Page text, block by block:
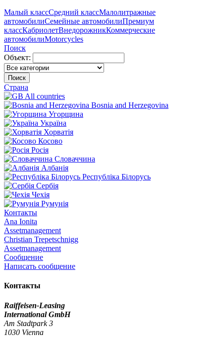
Малый классСредний классМалолитражные
автомобилиСемейные автомобилиПремиум
классКабриолетВнедорожникКоммерческие
автомобилиMotorcycles
Поиск
Объект:
Поиск
Страна
All countries
Bosnia and Herzegovina
Угорщина
Україна
Хорватія
Косово
Росія
Словаччина
Албанія
Республіка Білорусь
Сербія
Чехія
Румунія
Контакты
Ana Ionita
Assetmanagement
Christian Trepetschnigg
Assetmanagement
Сообщение
Написать сообщение
Контакты
Raiffeisen-Leasing
International GmbH
Am Stadtpark 3
1030 Vienna